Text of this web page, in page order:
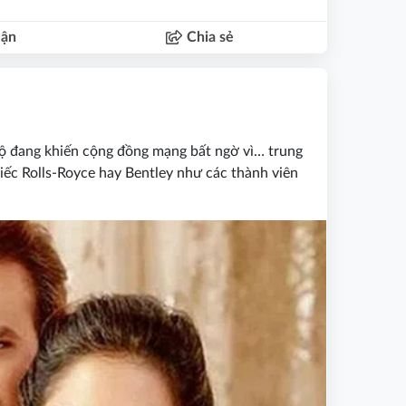
Chia sẻ
đang khiến cộng đồng mạng bất ngờ vì… trung
Rolls-Royce hay Bentley như các thành viên